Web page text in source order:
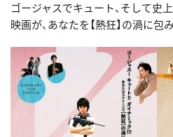
ゴージャスでキュート、そして史
映画が、あなたを【熱狂】の渦に包